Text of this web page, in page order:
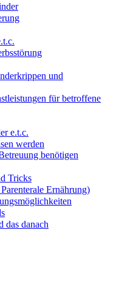
und
für betroffene
e.t.c.
werden
benötigen
Tricks
Ernährung)
danach